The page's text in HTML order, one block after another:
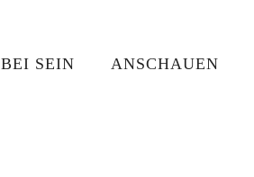
SEIN ANSCHAUEN